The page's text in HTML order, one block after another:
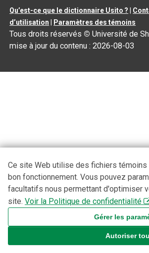
Qu’est-ce que le dictionnaire Usito ?
d’utilisation
Paramètres des témoins
Tous droits réservés © Université de
mise à jour du contenu :2026-08-03
Ce site Web utilise des fichiers témoins
bon fonctionnement. Vous pouvez
facultatifs nous permettant d'optimiser
site. Voir la Politique de confidentialité
Gérer les
Autoriser